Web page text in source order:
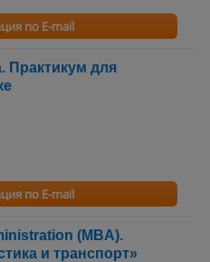
по E-mail
Практикум для
по E-mail
(MBA).
и транспорт»